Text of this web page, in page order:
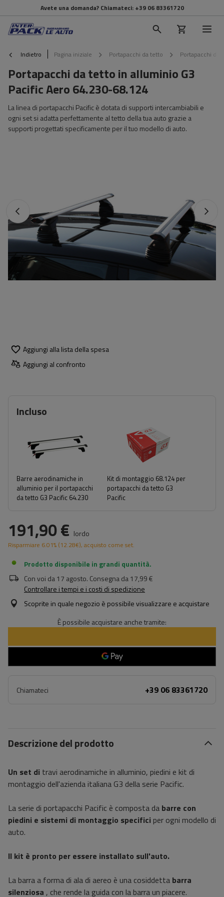
Avete una domanda? Chiamateci: +39 06 83361720
Indietro Pagina iniziale Portapacchi da tetto Portapacchi da
Portapacchi da tetto in alluminio G3
Pacific Aero 64.230-68.124
La linea di portapacchi Pacific è dotata di supporti intercambiabili e
ogni set si adatta perfettamente al tetto della tua auto grazie a
supporti progettati specificamente per il tuo modello di auto.
Aggiungi alla lista della spesa
Aggiungi al confronto
Incluso
Barre aerodinamiche in
alluminio per il portapacchi
da tetto G3 Pacific 64.230
Kit di montaggio 68.124 per
portapacchi da tetto G3
Pacific
191,90 € lordo
Risparmiare 6.01% (12.28€), acquisto come set.
Prodotto disponibile in grandi quantità
Con voi da17 agosto. Consegna da17,99 €
Controllare i tempi e i costi di spedizione
Scoprite in quale negozio è possibile visualizzare e acquistare
È possibile acquistare anche tramite:
Chiamateci +39 06 83361720
Descrizione del prodotto
Un set di travi aerodinamiche in alluminio, piedini e kit di
montaggio dell'azienda italiana G3 della serie Pacific.
La serie di portapacchi Pacific è composta da barre con
piedini e sistemi di montaggio specifici per ogni modello di
auto.
Il kit è pronto per essere installato sull'auto.
La barra a forma di ala di aereo è una cosiddetta barra
silenziosa , che rende la guida con la barra un piacere.